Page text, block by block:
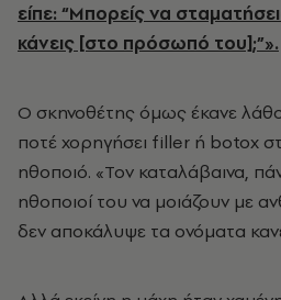
είπε: “Μπορείς να
κάνεις [στο πρόσωπό του];”».
Ο σκηνοθέτης όμως έκανε
ποτέ χορηγήσει filler ή botox
ηθοποιό. «Τον καταλάβαινα,
ηθοποιοί του να μοιάζουν με
δεν αποκάλυψε τα ονόματα